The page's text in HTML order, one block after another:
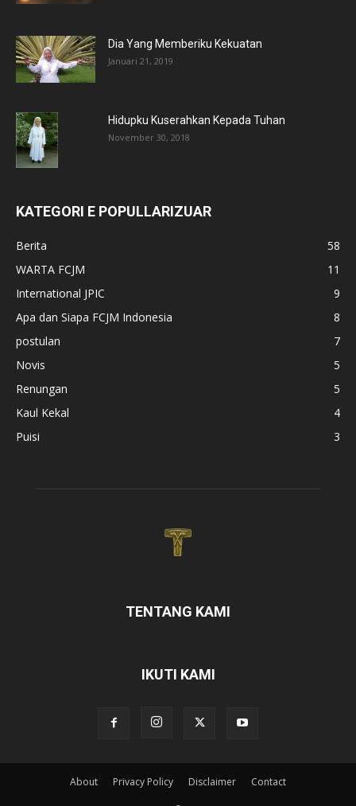
Dia Yang Memberiku Kekuatan
Januari 21, 2019
Hidupku Kuserahkan Kepada Tuhan
November 30, 2018
KATEGORI E POPULLARIZUAR
Berita
58
WARTA FCJM
11
International JPIC
9
Apa dan Siapa FCJM Indonesia
8
postulan
7
Novis
5
Renungan
5
Kaul Kekal
4
Puisi
3
TENTANG KAMI
IKUTI KAMI
About Privacy Policy Disclaimer Contact